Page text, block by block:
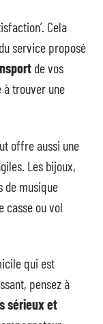
Cela
service proposé
de vos
à trouver une
offre aussi une
Les bijoux,
de musique
casse ou vol
qui est
pensez à
sérieux et